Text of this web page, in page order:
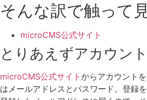
そんな訳で触って
microCMS公式サイト
とりあえずアカウン
microCMS公式サイト からアカウント
はメールアドレスとパスワード。登録